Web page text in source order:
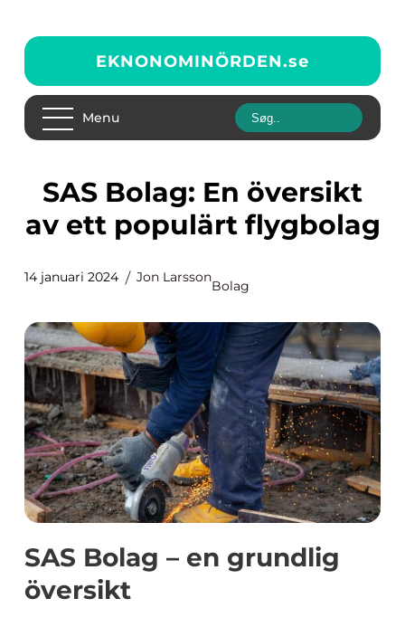
EKNONOMINÖRDEN.se
Menu
SAS Bolag: En översikt
av ett populärt flygbolag
14 januari 2024 Jon Larsson
Bolag
SAS Bolag – en grundlig
översikt